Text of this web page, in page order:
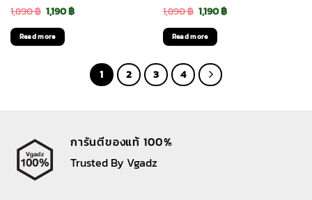
1,890฿ Original
price
was:
1,190฿Current
1,190 ฿.
Read more
1,890฿ Original
price
was:
1,890 ฿.
1,190฿Current
Read more
1 2 3 4
การันตีของแท้ 100%
Trusted By Vgadz